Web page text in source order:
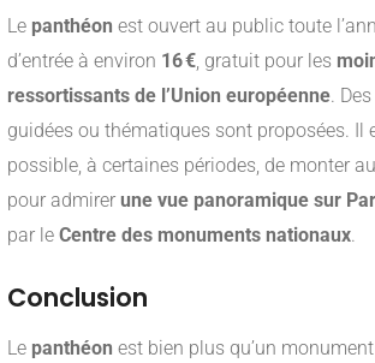
Le panthéon est ouvert au public toute
d’entrée à environ 16 €, gratuit pour les
ressortissants de l’Union européenne.
guidées ou thématiques sont proposées. Il
possible, à certaines périodes, de monter
pour admirer une vue panoramique sur
par le Centre des monuments nationaux.
Conclusion
Le panthéon est bien plus qu’un